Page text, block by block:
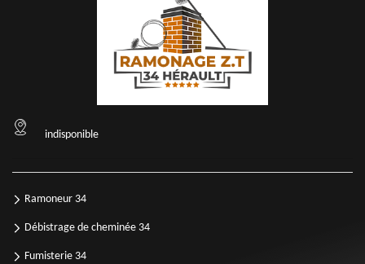
indisponible
Ramoneur 34
Débistrage de cheminée 34
Fumisterie 34